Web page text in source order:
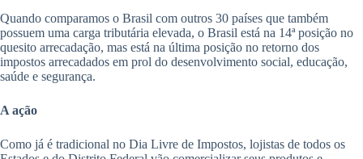
Quando comparamos o Brasil com outros 30 países que também
possuem uma carga tributária elevada, o Brasil está na 14ª posição no
quesito arrecadação, mas está na última posição no retorno dos
impostos arrecadados em prol do desenvolvimento social, educação,
saúde e segurança.
A ação
Como já é tradicional no Dia Livre de Impostos, lojistas de todos os